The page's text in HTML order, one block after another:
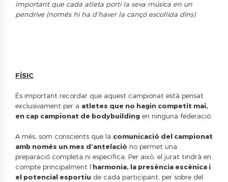
Important que cada atleta porti la seva música en un
pendrive (només hi ha d’haver la cançó escollida dins)
FÍSIC
És important recordar que aquest campionat està pensat
exclusivament per a atletes que no hagin competit mai,
en cap campionat de bodybuilding en ninguna federació.
A més, som conscients que la comunicació del campionat
amb només un mes d’antelació no permet una
preparació completa ni específica. Per això, el jurat tindrà en
compte principalment l’harmonia, la presència escènica i
el potencial esportiu de cada participant, per sobre del